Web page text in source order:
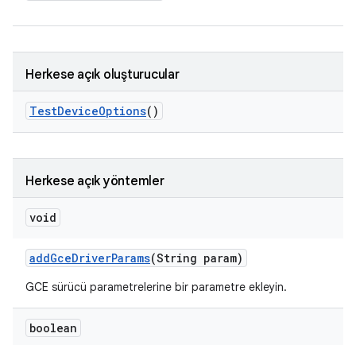
Herkese açık oluşturucular
TestDeviceOptions()
Herkese açık yöntemler
void
addGceDriverParams(String param)
GCE sürücü parametrelerine bir parametre ekleyin.
boolean